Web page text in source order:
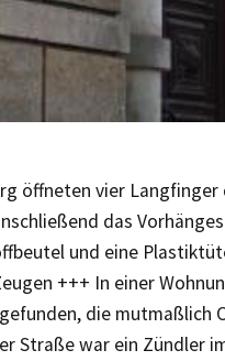
öffneten vier
das
und eine
+++ In einer
die mutmaßlich
Straße war ein Zündler